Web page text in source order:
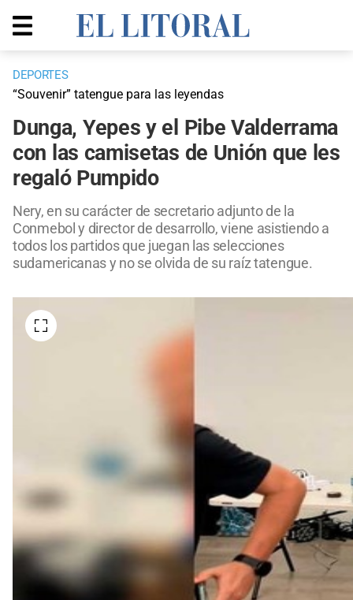
DEPORTES
“Souvenir” tatengue para las leyendas
Dunga, Yepes y el Pibe Valderrama
con las camisetas de Unión que les
regaló Pumpido
Nery, en su carácter de secretario adjunto de la
Conmebol y director de desarrollo, viene asistiendo a
todos los partidos que juegan las selecciones
sudamericanas y no se olvida de su raíz tatengue.